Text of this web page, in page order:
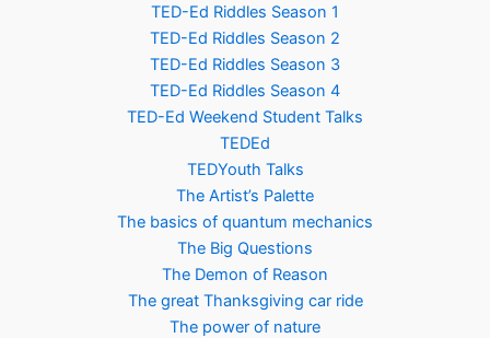
TED-Ed Riddles Season 1
TED-Ed Riddles Season 2
TED-Ed Riddles Season 3
TED-Ed Riddles Season 4
TED-Ed Weekend Student Talks
TEDEd
TEDYouth Talks
The Artist’s Palette
The basics of quantum mechanics
The Big Questions
The Demon of Reason
The great Thanksgiving car ride
The power of nature